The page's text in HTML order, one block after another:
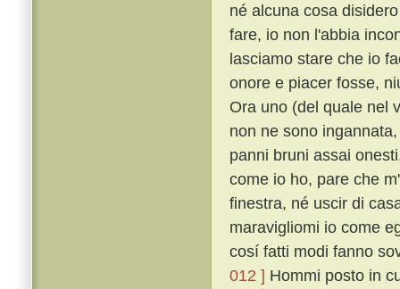
né alcuna cosa
fare, io non l'abbia
lasciamo stare che io
onore e piacer fosse,
Ora uno (del quale nel
non ne sono
panni bruni assai
come io ho, pare che
finestra, né uscir di
maravigliomi io come
cosí fatti modi fanno
012 ] Hommi posto in